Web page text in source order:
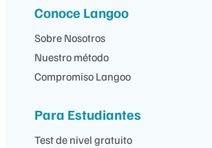
Conoce Langoo
Sobre Nosotros
Nuestro método
Compromiso Langoo
Para Estudiantes
Test de nivel gratuito